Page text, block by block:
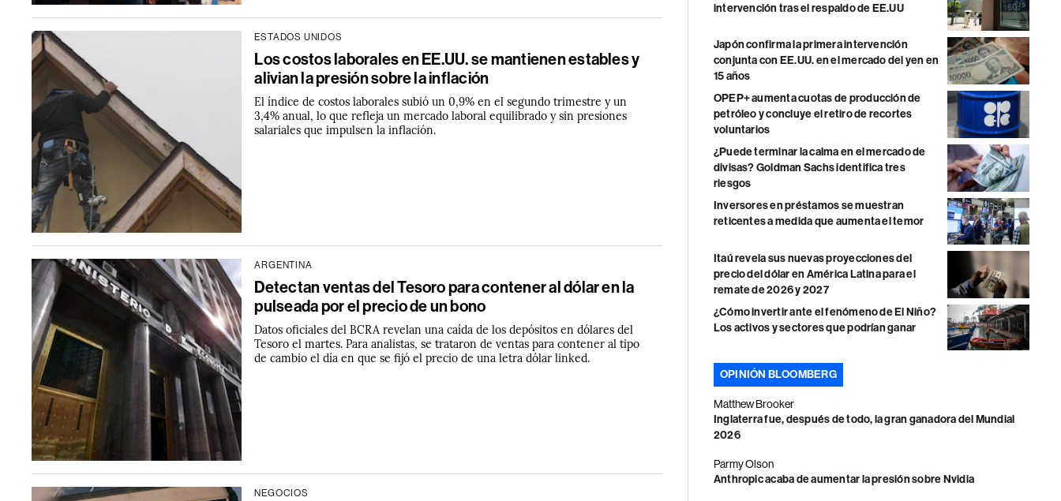
ESTADOS UNIDOS
Los costos laborales en EE.UU. se mantienen estables y
alivian la presión sobre la inflación
El índice de costos laborales subió un 0,9% en el segundo trimestre y un
3,4% anual, lo que refleja un mercado laboral equilibrado y sin presiones
salariales que impulsen la inflación.
ARGENTINA
Detectan ventas del Tesoro para contener al dólar en la
pulseada por el precio de un bono
Datos oficiales del BCRA revelan una caída de los depósitos en dólares del
Tesoro el martes. Para analistas, se trataron de ventas para contener al tipo
de cambio el día en que se fijó el precio de una letra dólar linked.
NEGOCIOS
intervención tras el respaldo de EE.UU
Japón confirma la primera intervención
conjunta con EE.UU. en el mercado del yen en
15 años
OPEP+ aumenta cuotas de producción de
petróleo y concluye el retiro de recortes
voluntarios
¿Puede terminar la calma en el mercado de
divisas? Goldman Sachs identifica tres
riesgos
Inversores en préstamos se muestran
reticentes a medida que aumenta el temor
Itaú revela sus nuevas proyecciones del
precio del dólar en América Latina para el
remate de 2026 y 2027
¿Cómo invertir ante el fenómeno de El Niño?
Los activos y sectores que podrían ganar
OPINIÓN BLOOMBERG
Matthew Brooker
Inglaterra fue, después de todo, la gran ganadora del Mundial
2026
Parmy Olson
Anthropic acaba de aumentar la presión sobre Nvidia